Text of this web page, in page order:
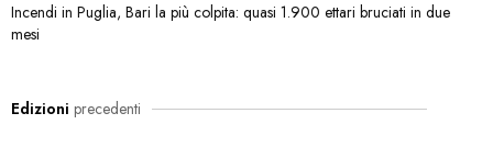
Incendi in Puglia, Bari la più colpita: quasi 1.900 ettari bruciati in due
mesi
Edizioni precedenti